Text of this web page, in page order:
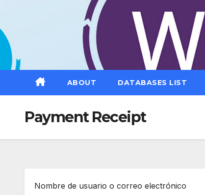
contenido
ABOUT DATABASES LIST
Payment Receipt
Nombre de usuario o correo electrónico